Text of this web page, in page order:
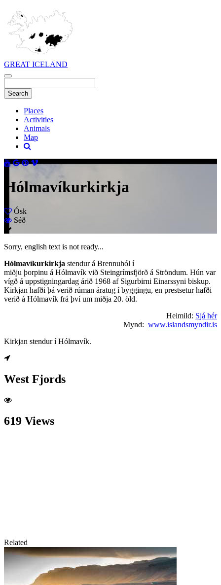
GREAT ICELAND
Places
Activities
Animals
Map
Hólmavíkurkirkja
Ósk
Séð
Sorry, english text is not ready...
Hólmavíkurkirkja stendur á Brennuhól í
miðju þorpinu á Hólmavík við Steingrímsfjörð á Ströndum. Hún var
vígð á uppstigningardag árið 1968 af Sigurbirni Einarssyni biskup.
Kirkjan hafði þá verið rúman áratug í byggingu, en prestsetur hafði
verið á Hólmavík frá því um miðja 20. öld.
Heimild: Sjá hér
Mynd: www.islandsmyndir.is
Kirkjan stendur í Hólmavík.
West Fjords
619 Views
Related